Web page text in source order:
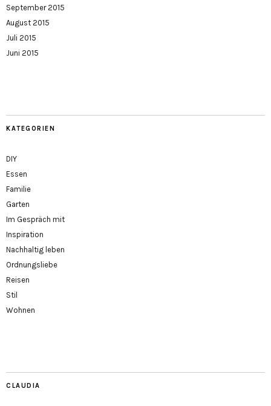
September 2015
August 2015
Juli 2015
Juni 2015
KATEGORIEN
DIY
Essen
Familie
Garten
Im Gespräch mit
Inspiration
Nachhaltig leben
Ordnungsliebe
Reisen
Stil
Wohnen
CLAUDIA